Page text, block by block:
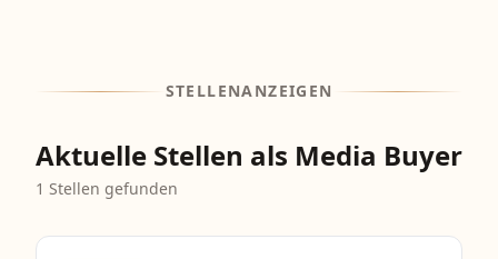
STELLENANZEIGEN
Aktuelle Stellen als Media Buyer
1 Stellen gefunden